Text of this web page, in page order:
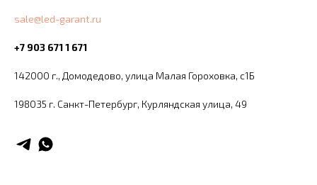
sale@led-garant.ru
+7 903 671 1 671
142000 г., Домодедово, улица Малая Гороховка, с1Б
198035 г. Санкт-Петербург, ​Курляндская улица, 49​